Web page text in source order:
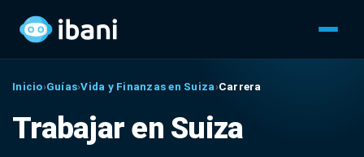
Inicio›Guías›Vida y Finanzas en Suiza›Carrera
Trabajar en Suiza